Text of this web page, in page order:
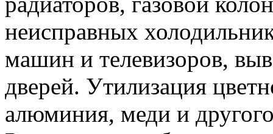
неисправных
машин и телевизоров,
дверей. Утилизация
алюминия, меди и